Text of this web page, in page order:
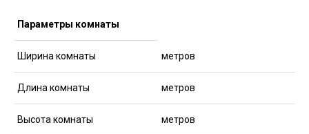
Параметры комнаты
Ширина комнаты метров
Длина комнаты метров
Высота комнаты метров